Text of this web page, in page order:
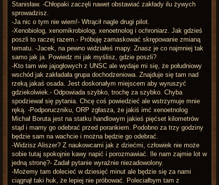
Stanisław. -Chłopaki zaczęli nawet obstawiać zakłady ilu żywych
sprowadzisz.
-Ja nic o tym nie wiem!- Wtrącił nagle drugi pilot.
-Xenobiolog, xenomikrobiolog, xenoetnolog i ochroniarz. Jak gdzieś
poszli to raczej razem.- Próbuję zamaskować skrępowanie zmianą
tematu. -Jacek, na pewno widziałeś mapy. Znasz je co najmniej tak
samo jak ja. Powiedz mi jak myślisz, gdzie poszli?
-Kto tam wie jajogłowych z UNSC ale wydaje mi się, że południowy
wschód jak zakładała grupa dochodzeniowa. Znajduje się tam nad
rzeką jakaś osada. Jest doskonałym miejscem aby wyruszyć
gdziekolwiek.- Odpowiada szybko, trochę za szybko. Chyba
spodziewał się pytania. Chcę coś powiedzieć ale wstrzymuje mnie
ręką. -Podporuczniku, ORP zgłasza, że jakiś imć xenoetnolog
Michał Boruta jest na statku handlowym jakieś pięćset kilometrów
stąd i mamy go odebrać przed porankiem. Podobno za trzy godziny
będzie sam na wachcie i można będzie go odebrać.
-Widzisz Aliszer? Z naukowcami jak z dziećmi, człowiek nie może
sobie tutaj spokojnie kawy napić i porozmawiać. Ile nam zajmie lot w
jedną stronę?- Zadał pytanie wyraźnie niezadowolony.
-Możemy tam dolecieć w dziesięć minut ale będzie się za nami
ciągnął taki huk, że lepiej nie próbować. Poleciałbym tam z